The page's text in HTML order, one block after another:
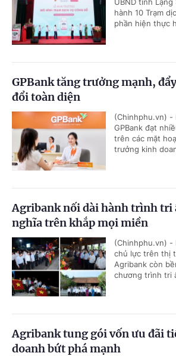
hành 10 Trạm
phần hiện thực
GPBank tăng trưởng mạnh,
đổi toàn diện
(Chinhphu.vn) -
GPBank đạt
trên các mặt
trưởng kinh
Agribank nối dài hành trình tri
nghĩa trên khắp mọi miền
(Chinhphu.vn) -
chủ lực trên thị
Agribank còn
chương trình tri
Agribank tung gói vốn ưu đãi
doanh bứt phá mạnh